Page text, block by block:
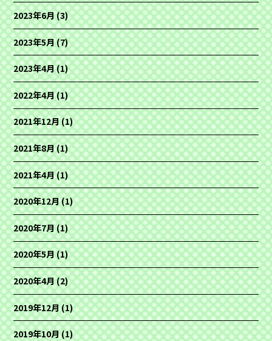
2023年6月(3)
2023年5月(7)
2023年4月(1)
2022年4月(1)
2021年12月(1)
2021年8月(1)
2021年4月(1)
2020年12月(1)
2020年7月(1)
2020年5月(1)
2020年4月(2)
2019年12月(1)
2019年10月(1)